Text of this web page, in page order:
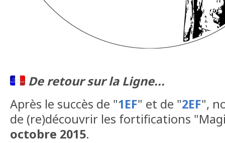
De retour sur la Ligne...
Après le succès de "1EF" et de "2EF",
de (re)découvrir les fortifications
octobre 2015.